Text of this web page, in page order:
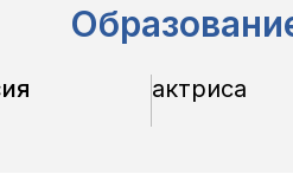
актриса